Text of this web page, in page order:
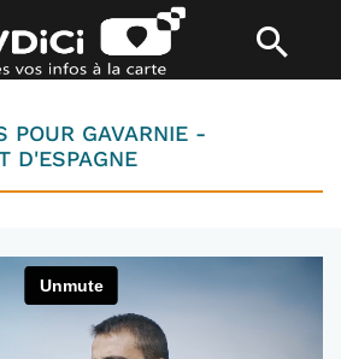
POUR GAVARNIE -
D'ESPAGNE